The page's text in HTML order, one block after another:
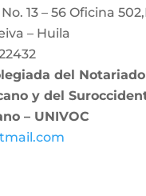
13 – 56 Oficina
– Huila
del Notariado
y del
– UNIVOC